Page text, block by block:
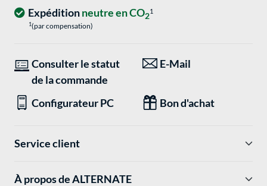
Expéditionneutre en CO21
1(par compensation)
Consulter le statut
de la commande
E-Mail
Configurateur PC Bon d'achat
Service client
À propos de ALTERNATE